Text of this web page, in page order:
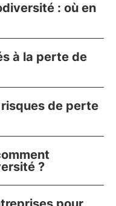
: où en
à la perte de
de perte
?